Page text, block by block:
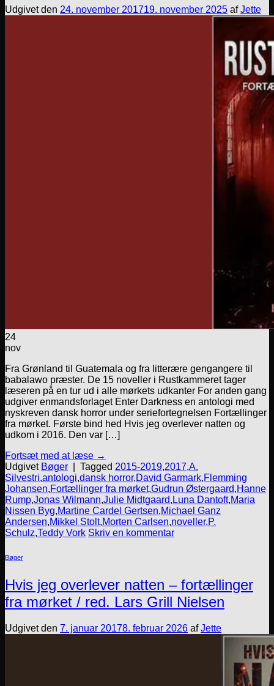
Udgivet den 24. november 201719. november 2025 afJette
24
nov
Fra Grønland til Guatemala og fra litterære gengangere til
babalawo præster. De 15 noveller i Rustkammeret tager
læseren på en tur ud i alle mørkets udkanter For anden gang
udgiver enmandsforlaget Enter Darkness en antologi med
nyskreven dansk horror under seriefortegnelsen Fortællinger
fra mørket. Første bind hed Hvis jeg overlever natten og
udkom i 2016. Den var […]
Fortsæt med at læse →
Udgivet Bøger Tagged 2015-2019,2017,A.
Silvestri,antologi,dansk horror,David Garmark,Flemming
Johansen,Fortællinger fra mørket,Gudrun Østergaard,Hanne
Rump,Jonas Wilmann,Julie Midtgaard, Luna Dantoft,Maria
Nissen Byg,Martine Cardel Gertsen,Michael Ganz
Andersen,Mikkel Stolt,Morten Carlsen,noveller,P.
Schulz,Teddy Vork Skriv en kommentar
Bøger
Hvis jeg overlever natten – fortællinger
fra mørket / red. Lars Grill Nielsen
Udgivet den 7. januar 20178. februar 2026 afJette